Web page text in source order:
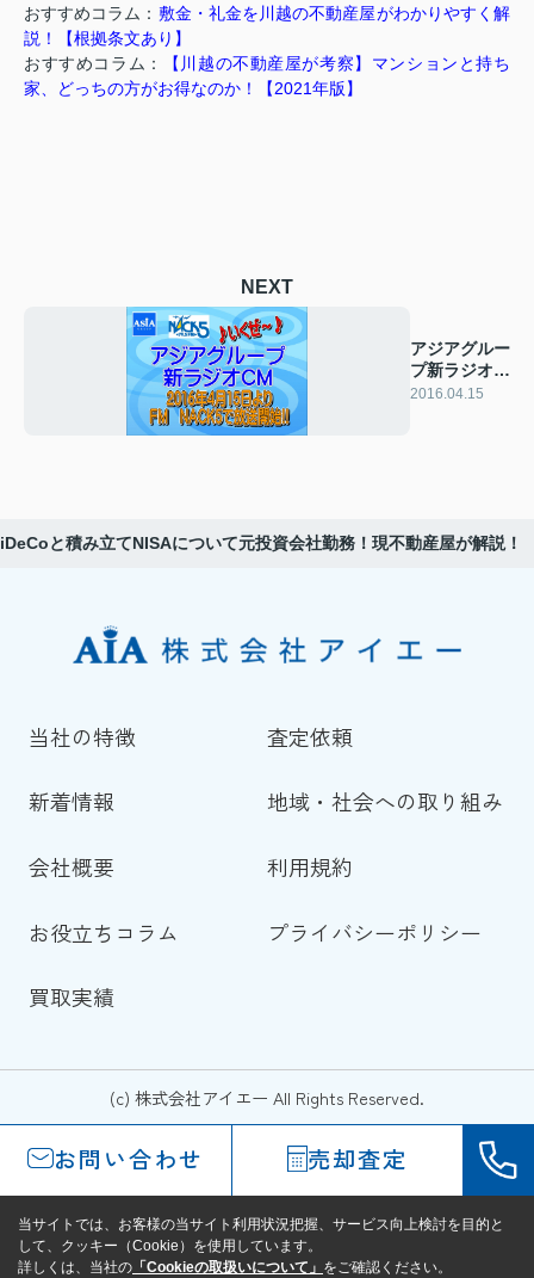
おすすめコラム： 敷金・礼金を川越の不動産屋がわかりやすく解
説！【根拠条文あり】
おすすめコラム：
【川越の不動産屋が考察】マンションと持ち
家、どっちの方がお得なのか！【2021年版】
NEXT
アジアグルー
プ新ラジオ
CM放送開
2016.04.15
iDeCoと積み立てNISAについて元投資会社勤務！現不動産屋が解説！
当社の特徴 査定依頼
新着情報 地域・社会への取り組み
会社概要 利用規約
お役立ちコラム プライバシーポリシー
買取実績
(c) 株式会社アイエー All Rights Reserved.
お問い合わせ 売却査定
当サイトでは、お客様の当サイト利用状況把握、サービス向上検討を目的と
して、クッキー（Cookie）を使用しています。
詳しくは、当社の 「Cookieの取扱いについて」 をご確認ください。